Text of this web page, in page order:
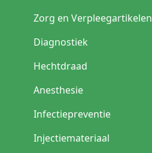
Zorg en Verpleegartikelen
Diagnostiek
Hechtdraad
Anesthesie
Infectiepreventie
Injectiemateriaal